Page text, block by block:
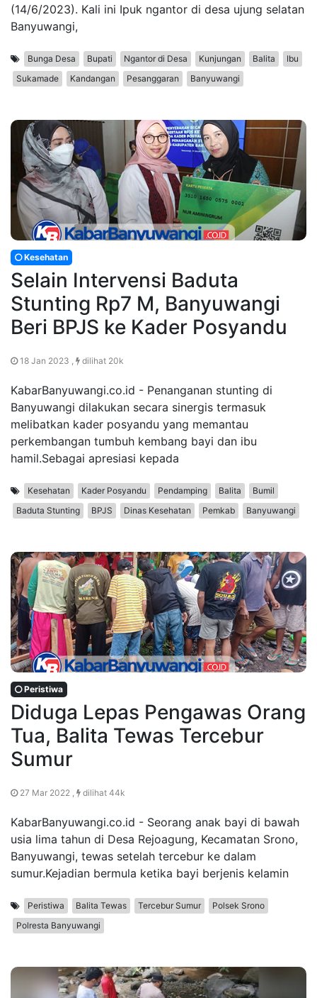
(14/6/2023). Kali ini Ipuk ngantor di desa ujung selatan
Banyuwangi,
Bunga Desa Bupati Ngantor di Desa Kunjungan Balita
Ibu
Sukamade
Kandangan Pesanggaran Banyuwangi
Kesehatan
Selain Intervensi Baduta
Stunting Rp7 M, Banyuwangi
Beri BPJS ke Kader Posyandu
18 Jan 2023 , dilihat 20k
KabarBanyuwangi.co.id - Penanganan stunting di
Banyuwangi dilakukan secara sinergis termasuk
melibatkan kader posyandu yang memantau
perkembangan tumbuh kembang bayi dan ibu
hamil.Sebagai apresiasi kepada
Kesehatan Kader Posyandu Pendamping Balita
Bumil
Baduta Stunting
BPJS Dinas Kesehatan Pemkab Banyuwangi
Peristiwa
Diduga Lepas Pengawas Orang
Tua, Balita Tewas Tercebur
Sumur
27 Mar 2022 , dilihat 44k
KabarBanyuwangi.co.id - Seorang anak bayi di bawah
usia lima tahun di Desa Rejoagung, Kecamatan Srono,
Banyuwangi, tewas setelah tercebur ke dalam
sumur.Kejadian bermula ketika bayi berjenis kelamin
Peristiwa Balita Tewas Tercebur Sumur
Polsek Srono
Polresta Banyuwangi